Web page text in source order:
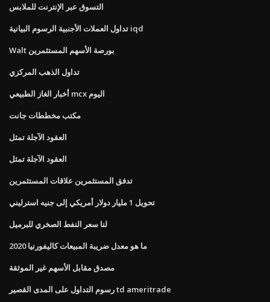
التسوق عبر الإنترنت للملابس
تداول العملات الأجنبية الرسوم البيانية iqd
Walt بورصة الأسهم المستثمرين
تداول الذهب المركزي
أخبار الغاز الطبيعي mcx اليوم
مكتب مخططات جانت
العقود الآجلة تمثل
العقود الآجلة تمثل
تدفق المستثمرين علاقات المستثمرين
تحويل 1 مليار دولار أمريكي إلى جنيه استرليني
لنا سعر النفط الصخري للبرميل
ما هو معدل ضريبة المبيعات كاليفورنيا 2020
مصدق مقابل الأسهم غير الموثقة
رسوم التداول على المدى القصير td ameritrade